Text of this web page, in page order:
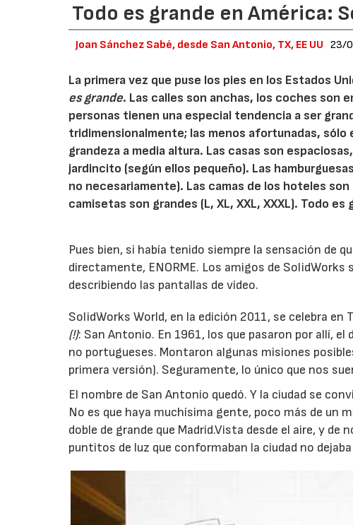
Todo es grande en América:
Joan Sánchez Sabé, desde San Antonio, TX, EE UU 23/
La primera vez que puse los pies en los Estados
es grande. Las calles son anchas, los coches son
personas tienen una especial tendencia a ser
tridimensionalmente; las menos afortunadas,
grandeza a media altura. Las casas son
jardincito (según ellos pequeño). Las
no necesariamente). Las camas de los hoteles son
camisetas son grandes (L, XL, XXL, XXXL). Todo es
Pues bien, si había tenido siempre la sensación de
directamente, ENORME. Los amigos de
describiendo las pantallas de vídeo.
SolidWorks World, en la edición 2011, se celebra
(!): San Antonio. En 1961, los que pasaron por allí,
no portugueses. Montaron algunas misiones
primera versión). Seguramente, lo único que nos
El nombre de San Antonio quedó. Y la ciudad se
No es que haya muchísima gente, poco más de un
doble de grande que Madrid.Vista desde el aire, y de
puntitos de luz que conformaban la ciudad no